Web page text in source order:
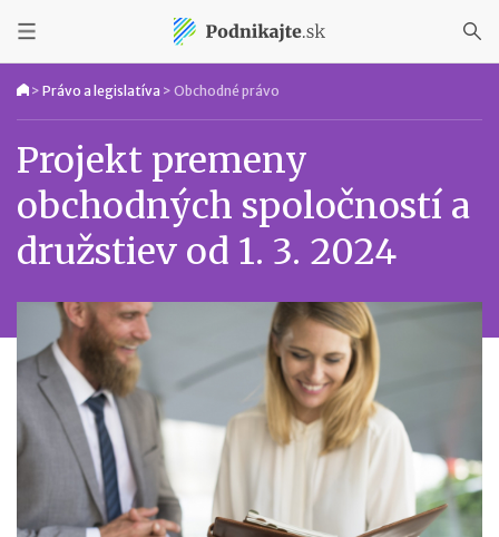
> Právo a legislatíva > Obchodné právo
Projekt premeny
obchodných spoločností a
družstiev od 1. 3. 2024